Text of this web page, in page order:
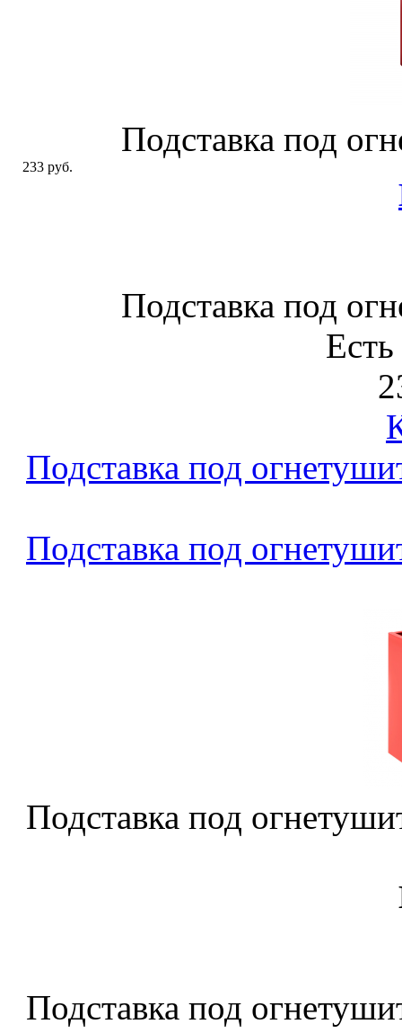
Подставка под
233 руб.
Подставка под
Подставка под
Подставка под
Подставка под
Подставка под